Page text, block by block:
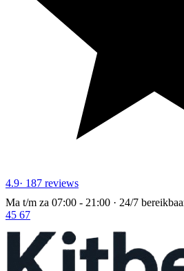
4.9· 187 reviews
Ma t/m za 07:00 - 21:00 · 24/7
45 67